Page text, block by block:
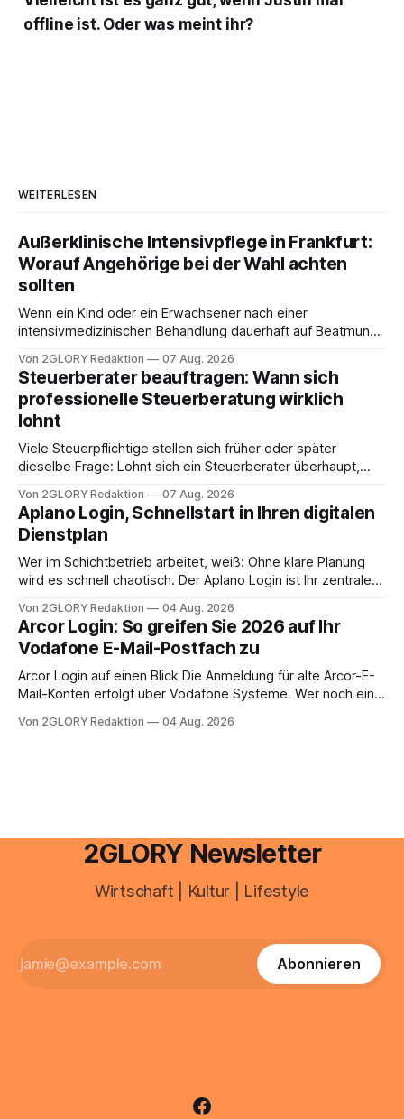
offline ist. Oder was meint ihr?
WEITERLESEN
Außerklinische Intensivpflege in Frankfurt:
Worauf Angehörige bei der Wahl achten
sollten
Wenn ein Kind oder ein Erwachsener nach einer
intensivmedizinischen Behandlung dauerhaft auf Beatmung
angewiesen ist, stellt sich für Familien eine schwierige
Frage: Muss die Versorgung dauerhaft in der Klinik bleiben –
oder ist ein Leben zu Hause möglich? Die außerklinische
Intensivpflege bietet genau diese Alternative: Sie
Von 2GLORY Redaktion 07 Aug. 2026
Steuerberater beauftragen: Wann sich
professionelle Steuerberatung wirklich
lohnt
Viele Steuerpflichtige stellen sich früher oder später
dieselbe Frage: Lohnt sich ein Steuerberater überhaupt,
erledigen? Die kurze Antwort: Bei einfachen
Einkommensverhältnissen reicht häufig eine Steuersoftware
aus – sobald jedoch mehrere Einkunftsarten
zusammentreffen oder größere finanzielle Veränderungen
anstehen, zahlt sich professionelle Unterstützung meist
Von 2GLORY Redaktion 07 Aug. 2026
Aplano Login, Schnellstart in Ihren digitalen
Dienstplan
Wer im Schichtbetrieb arbeitet, weiß: Ohne klare Planung
wird es schnell chaotisch. Der Aplano Login ist Ihr zentraler
abwesenheiten und die gesamte kommunikation rund um
Ihr personal digital zu organisieren. In diesem Leitfaden
erfahren Sie alles, was Sie für einen reibungslosen Einstieg
brauchen, von der Registrierung
Von 2GLORY Redaktion 04 Aug. 2026
Arcor Login: So greifen Sie 2026 auf Ihr
Vodafone E-Mail-Postfach zu
Arcor Login auf einen Blick Die Anmeldung für alte Arcor-E-
Mail-Konten erfolgt über Vodafone Systeme. Wer noch eine
besitzt, loggt sich heute über das Vodafone E-Mail & Cloud
Von 2GLORY Redaktion 04 Aug. 2026
2GLORY Newsletter
Wirtschaft | Kultur | Lifestyle
Abonnieren